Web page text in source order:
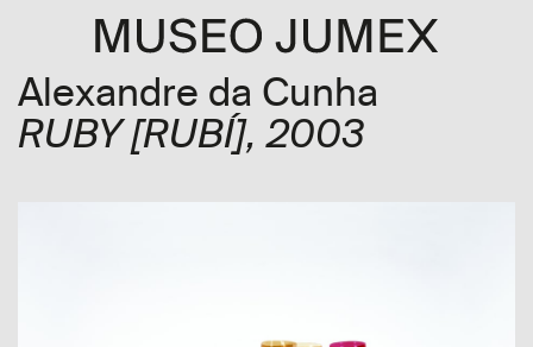
Alexandre da Cunha
RUBY[RUBÍ], 2003